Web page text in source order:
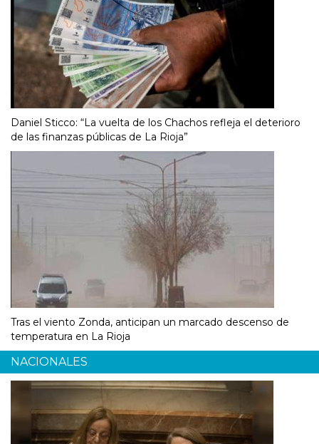
Daniel Sticco: “La vuelta de los Chachos refleja el deterioro
de las finanzas públicas de La Rioja”
Tras el viento Zonda, anticipan un marcado descenso de
temperatura en La Rioja
NACIONALES